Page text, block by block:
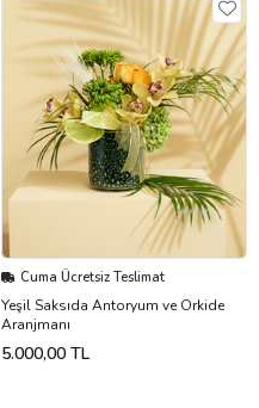
Cuma Ücretsiz Teslimat
Yeşil Saksıda Antoryum ve Orkide
Aranjmanı
5.000,00 TL